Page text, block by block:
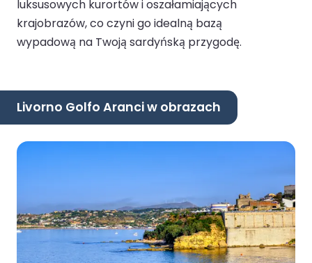
luksusowych kurortów i oszałamiających
krajobrazów, co czyni go idealną bazą
wypadową na Twoją sardyńską przygodę.
Livorno Golfo Aranci w obrazach